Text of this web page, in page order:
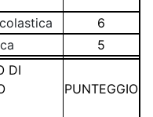
6
5
DI
PUNTEGGIO